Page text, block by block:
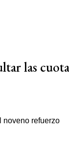
las